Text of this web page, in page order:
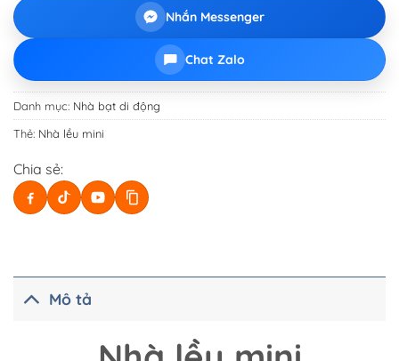
Nhắn Messenger
Chat Zalo
Danh mục: Nhà bạt di động
Thẻ: Nhà lều mini
Chia sẻ:
Mô tả